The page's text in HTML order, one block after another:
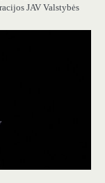
JAV Valstybės